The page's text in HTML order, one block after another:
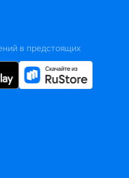
в предстоящих